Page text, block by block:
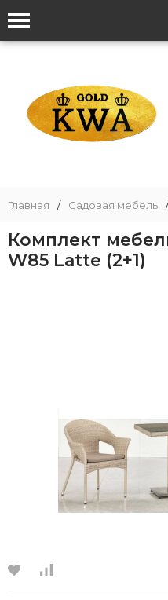
Главная / Садовая мебель /
Комплект
W85 Latte (2+1)